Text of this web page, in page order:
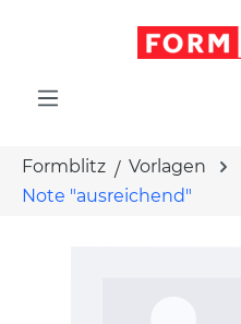
Formblitz Vorlagen
Note "ausreichend"